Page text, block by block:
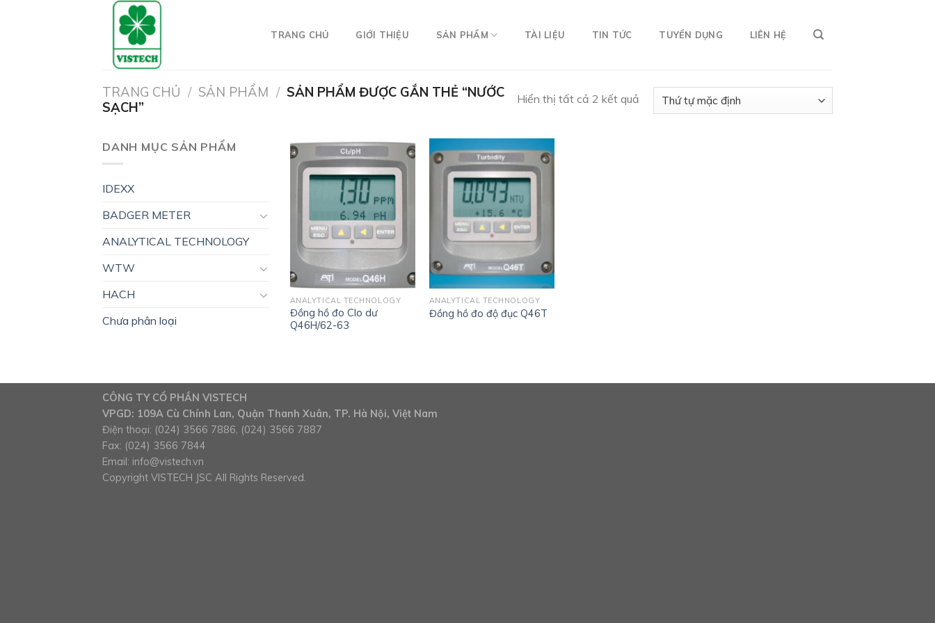
TRANG CHỦ GIỚI THIỆU SẢN PHẨM TÀI LIỆU TIN TỨC TUYỂN DỤNG LIÊN HỆ
TRANG CHỦ / SẢN PHẨM / SẢN PHẨM ĐƯỢC GẮN THẺ “NƯỚC
SẠCH”
Hiển thị tất cả 2 kết quả
DANH MỤC SẢN PHẨM
IDEXX
BADGER METER
ANALYTICAL TECHNOLOGY
WTW
HACH
Chưa phân loại
ANALYTICAL TECHNOLOGY
Đồng hồ đo Clo dư
Q46H/62-63
ANALYTICAL TECHNOLOGY
Đồng hồ đo độ đục Q46T
CÔNG TY CỔ PHẦN VISTECH
VPGD: 109A Cù Chính Lan, Quận Thanh Xuân, TP. Hà Nội, Việt Nam
Điện thoại: (024) 3566 7886, (024) 3566 7887
Fax: (024) 3566 7844
Email: info@vistech.vn
Copyright VISTECH JSC All Rights Reserved.